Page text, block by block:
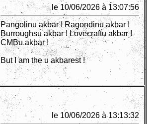
le 10/06/2026 à 13:07:56
Pangolinu akbar ! Ragondinu akbar !
Burroughsu akbar ! Lovecraftu akbar !
CMBu akbar !
But I am the u akbarest !
le 10/06/2026 à 13:13:32